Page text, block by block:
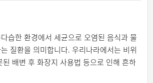
습한 환경에서 세균으로 오염된 음식과 물
질환을 의미합니다. 우리나라에서는 비위
된 배변 후 화장지 사용법 등으로 인해 흔하